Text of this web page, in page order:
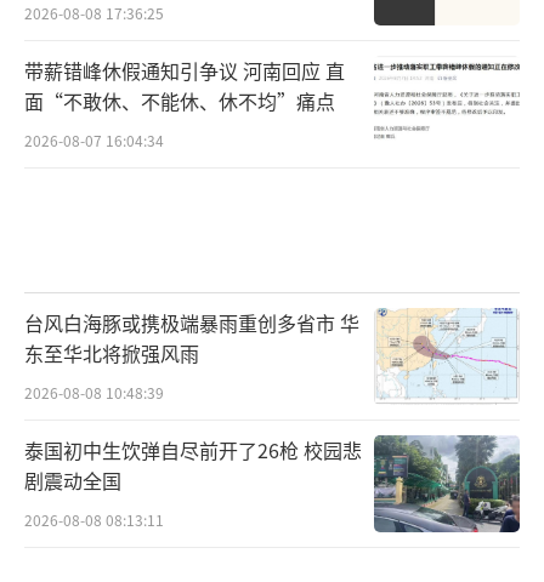
2026-08-08 17:36:25
带薪错峰休假通知引争议 河南回应 直
面“不敢休、不能休、休不均”痛点
2026-08-07 16:04:34
台风白海豚或携极端暴雨重创多省市 华
东至华北将掀强风雨
2026-08-08 10:48:39
泰国初中生饮弹自尽前开了26枪 校园悲
剧震动全国
2026-08-08 08:13:11